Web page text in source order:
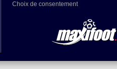
Choix de consentement